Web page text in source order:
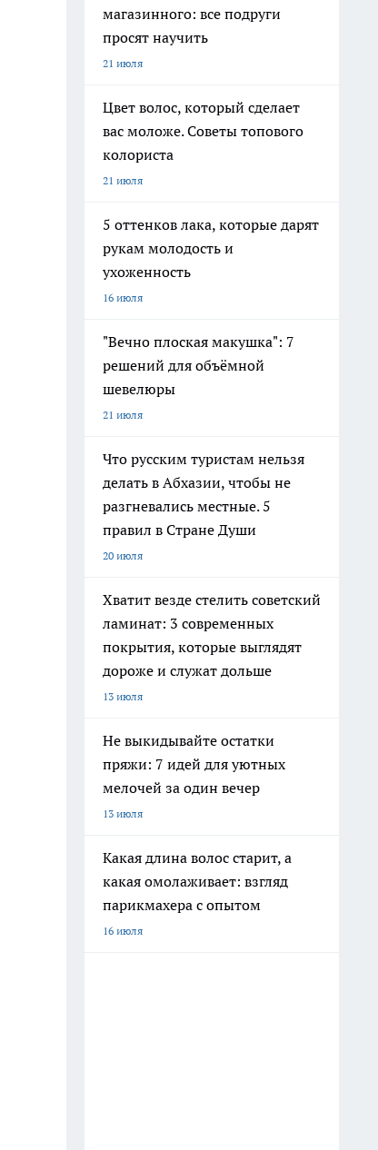
магазинного: все подруги
просят научить
21 июля
Цвет волос, который сделает
вас моложе. Советы топового
колориста
21 июля
5 оттенков лака, которые дарят
рукам молодость и
ухоженность
16 июля
"Вечно плоская макушка": 7
решений для объёмной
шевелюры
21 июля
Что русским туристам нельзя
делать в Абхазии, чтобы не
разгневались местные. 5
правил в Стране Души
20 июля
Хватит везде стелить советский
ламинат: 3 современных
покрытия, которые выглядят
дороже и служат дольше
13 июля
Не выкидывайте остатки
пряжи: 7 идей для уютных
мелочей за один вечер
13 июля
Какая длина волос старит, а
какая омолаживает: взгляд
парикмахера с опытом
16 июля